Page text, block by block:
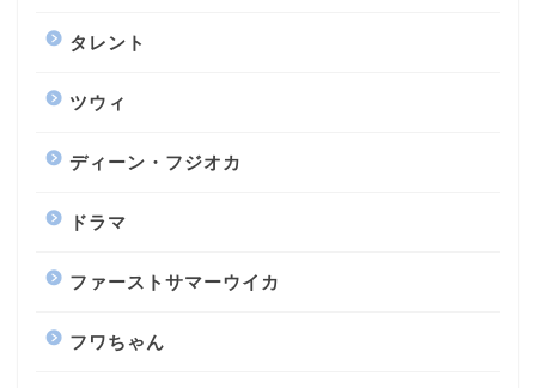
タレント
ツウィ
ディーン・フジオカ
ドラマ
ファーストサマーウイカ
フワちゃん